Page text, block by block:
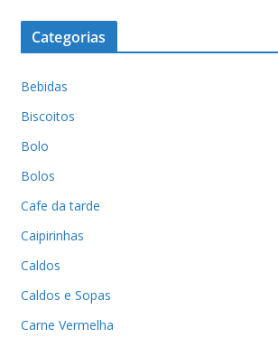
Categorias
Bebidas
Biscoitos
Bolo
Bolos
Cafe da tarde
Caipirinhas
Caldos
Caldos e Sopas
Carne Vermelha